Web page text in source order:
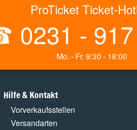
ProTicket Ticket-
0231 -
Mo. - Fr. 9:30 - 18:00
Hilfe & Kontakt
Vorverkaufsstellen
Versandarten